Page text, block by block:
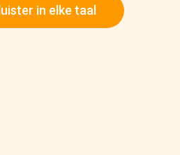
in elke taal